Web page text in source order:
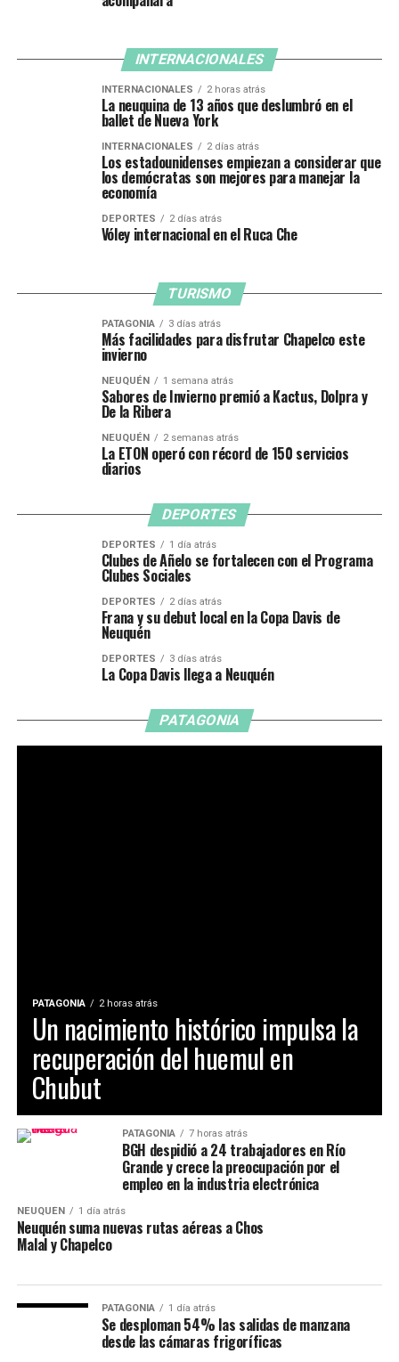
INTERNACIONALES
INTERNACIONALES 2 horas atrás
La neuquina de 13 años que deslumbró en el
ballet de Nueva York
INTERNACIONALES 2 días atrás
Los estadounidenses empiezan a considerar que
los demócratas son mejores para manejar la
economía
DEPORTES 2 días atrás
Vóley internacional en el Ruca Che
TURISMO
PATAGONIA 3 días atrás
Más facilidades para disfrutar Chapelco este
invierno
NEUQUÉN 1 semana atrás
Sabores de Invierno premió a Kactus, Dolpra y
De la Ribera
NEUQUÉN 2 semanas atrás
La ETON operó con récord de 150 servicios
diarios
DEPORTES
DEPORTES 1 día atrás
Clubes de Añelo se fortalecen con el Programa
Clubes Sociales
DEPORTES 2 días atrás
Frana y su debut local en la Copa Davis de
Neuquén
DEPORTES 3 días atrás
La Copa Davis llega a Neuquén
PATAGONIA
PATAGONIA 2 horas atrás
Un nacimiento histórico impulsa la
recuperación del huemul en
Chubut
PATAGONIA 7 horas atrás
BGH despidió a 24 trabajadores en Río
Grande y crece la preocupación por el
empleo en la industria electrónica
NEUQUÉN 1 día atrás
Neuquén suma nuevas rutas aéreas a Chos
Malal y Chapelco
PATAGONIA 1 día atrás
Se desploman 54% las salidas de manzana
desde las cámaras frigoríficas